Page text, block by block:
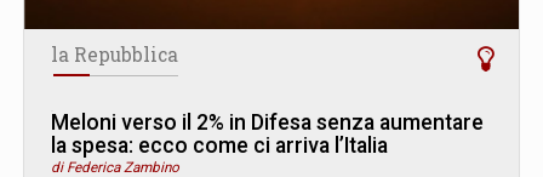
la Repubblica
Meloni verso il 2% in Difesa senza aumentare
la spesa: ecco come ci arriva l’Italia
di Federica Zambino